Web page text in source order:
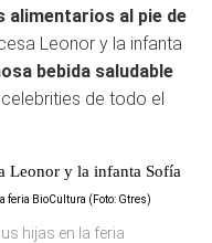
alimentarios al pie de
Leonor y la infanta
bebida saludable
de todo el
Leonor y la infanta Sofía
hijas en la feria